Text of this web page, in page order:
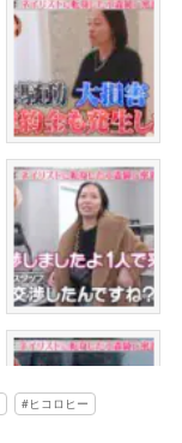
ヒコロヒー